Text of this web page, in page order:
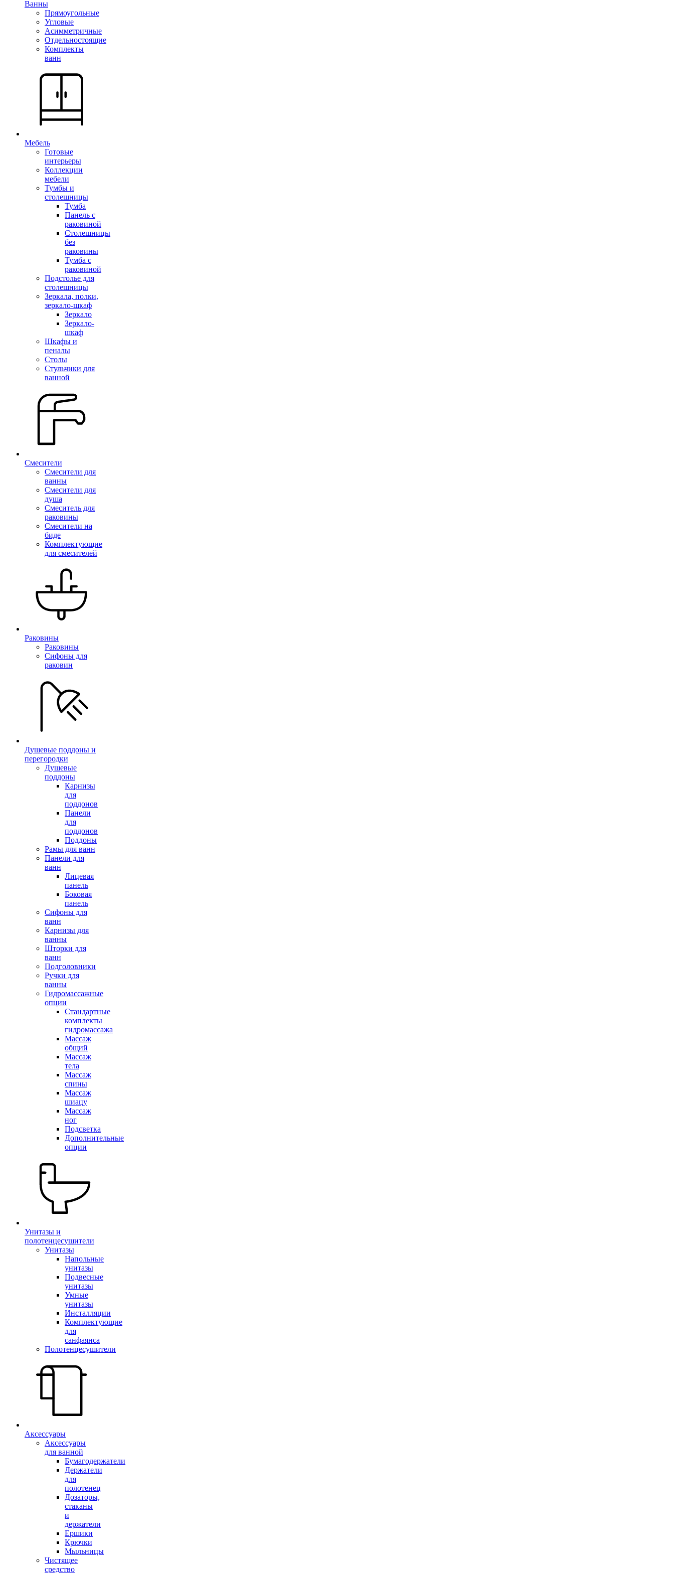
Ванны
Прямоугольные
Угловые
Асимметричные
Отдельностоящие
Комплекты
ванн
Мебель
Готовые
интерьеры
Коллекции
мебели
Тумбы и
столешницы
Тумба
Панель с
раковиной
Столешницы
без
раковины
Тумба с
раковиной
Подстолье для
столешницы
Зеркала, полки,
зеркало-шкаф
Зеркало
Зеркало-
шкаф
Шкафы и
пеналы
Столы
Стульчики для
ванной
Смесители
Смесители для
ванны
Смесители для
душа
Смеситель для
раковины
Смесители на
биде
Комплектующие
для смесителей
Раковины
Раковины
Сифоны для
раковин
Душевые поддоны и
перегородки
Душевые
поддоны
Карнизы
для
поддонов
Панели
для
поддонов
Поддоны
Рамы для ванн
Панели для
ванн
Лицевая
панель
Боковая
панель
Сифоны для
ванн
Карнизы для
ванны
Шторки для
ванн
Подголовники
Ручки для
ванны
Гидромассажные
опции
Стандартные
комплекты
гидромассажа
Массаж
общий
Массаж
тела
Массаж
спины
Массаж
шиацу
Массаж
ног
Подсветка
Дополнительные
опции
Унитазы и
полотенцесушители
Унитазы
Напольные
унитазы
Подвесные
унитазы
Умные
унитазы
Инсталляции
Комплектующие
для
санфаянса
Полотенцесушители
Аксессуары
Аксессуары
для ванной
Бумагодержатели
Держатели
для
полотенец
Дозаторы,
стаканы
и
держатели
Ершики
Крючки
Мыльницы
Чистящее
средство